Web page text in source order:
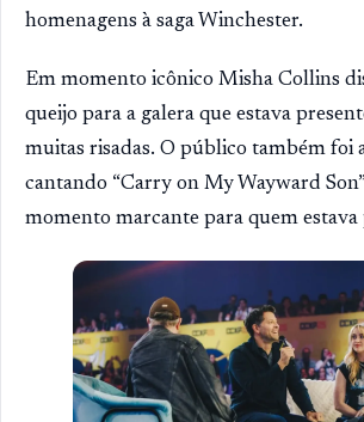
homenagens à saga Winchester.
Em momento icônico Misha Collins
queijo para a galera que estava
muitas risadas. O público também foi
cantando “Carry on My Wayward
momento marcante para quem estava